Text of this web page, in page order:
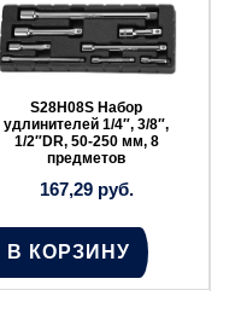
S28H08S Набор
удлинителей 1/4″, 3/8″,
1/2″DR, 50-250 мм, 8
предметов
167,29 руб.
В КОРЗИНУ